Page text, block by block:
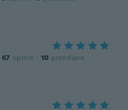
67 opinie · 10 przesłane